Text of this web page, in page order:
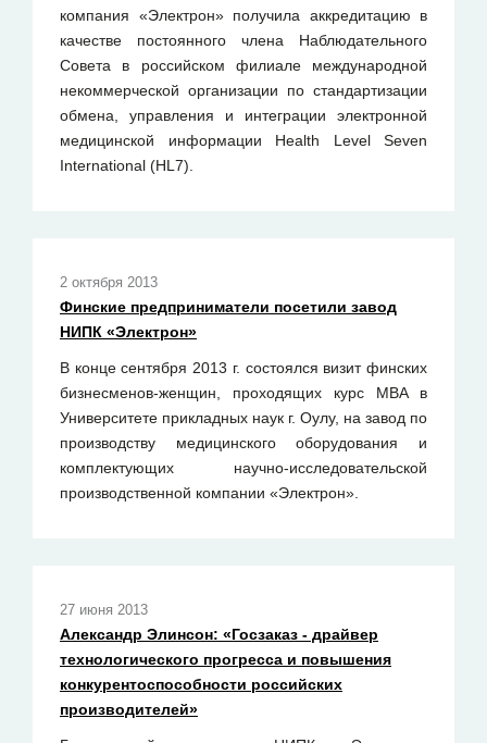
компания «Электрон» получила аккредитацию в
качестве постоянного члена Наблюдательного
Совета в российском филиале международной
некоммерческой организации по стандартизации
обмена, управления и интеграции электронной
медицинской информации Health Level Seven
International (HL7).
2 октября 2013
Финские предприниматели посетили завод
НИПК «Электрон»
В конце сентября 2013 г. состоялся визит финских
бизнесменов-женщин, проходящих курс MBA в
Университете прикладных наук г. Оулу, на завод по
производству медицинского оборудования и
комплектующих научно-исследовательской
производственной компании «Электрон».
27 июня 2013
Александр Элинсон: «Госзаказ - драйвер
технологического прогресса и повышения
конкурентоспособности российских
производителей»